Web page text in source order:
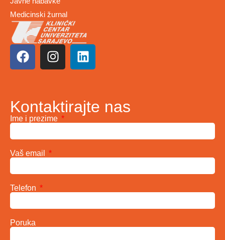
Medicinski žurnal
Kontaktirajte nas
Ime i prezime
Vaš email
Telefon
Poruka